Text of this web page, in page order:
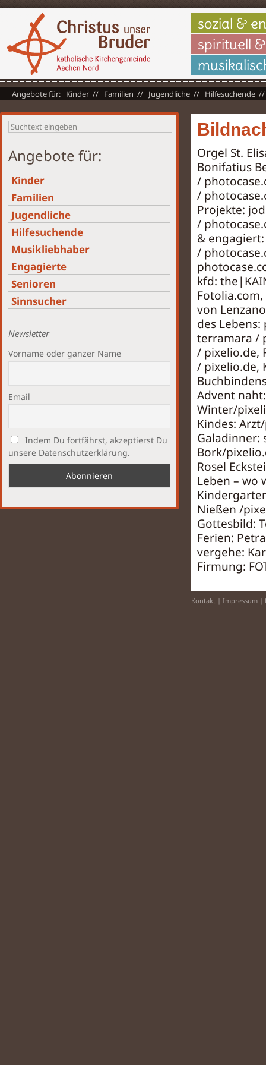
sozial &
spirituell
Kinder Familien Jugendliche Hilfesuchende
Orgel St.
Bonifatius
/
/
Projekte:
/
&
/
kfd:
Fotolia.com
von
des
terramara /
/ pixelio.de,
/ pixelio.de,
Advent
Winter/
Kindes: Arzt/
Galadinner:
Bork/
Rosel
Leben – wo
Nießen /
Gottesbild:
Ferien:
vergehe:
Firmung:
Angebote für:
Kinder
Familien
Jugendliche
Hilfesuchende
Musikliebhaber
Engagierte
Senioren
Sinnsucher
Newsletter
Vorname oder ganzer Name
Email
Indem Du fortfährst, akzeptierst Du
unsere Datenschutzerklärung.
Kontakt | Impressum |